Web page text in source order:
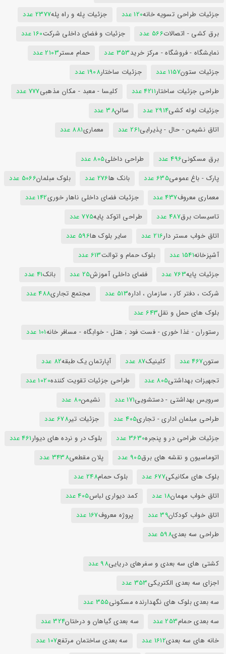
جزئیات طراحی تسویه خانه120 عدد جزئیات پله و راه پله2377 عدد
برق کشی - اتصالات566 عدد جزئیات و فضای داخلی شرکت160 عدد
نمایشگاه - فروشگاه - مرکز خرید353 عدد حمام مستر2103 عدد
جزئیات ستون1157 عدد جزئیات ساختار1908 عدد
طراحی جزئیات ساختار4211 عدد کلیسا - معبد - مکان مذهبی777 عدد
جزئیات لوله کشی2914 عدد سالن38 عدد
اتاق نشیمن - حال - پذیرایی261 عدد معماری881 عدد
برق مسکونی496 عدد طراحی داخلی805 عدد
پارک - باغ عمومی635 عدد بانک ها276 عدد بلوک مبلمان5066 عدد
معماری معروف437 عدد جزئیات فضای داخلی ناهار خوری142 عدد
تاسیسات برق487 عدد طراحی اتوکد پایه775 عدد
اتاق خواب مستر دار216 عدد سایر بلوک ها596 عدد
آشپزخانه1541 عدد بلوک حمام و توالت613 عدد
جزئیات پایه763 عدد فضای داخلی آموزش25 عدد بانک41 عدد
شرکت ، دفتر کار ، سازمان ، اداره513 عدد مجتمع تجاری488 عدد
بلوک های حمل و نقل643 عدد
رستوران - غذا خوری - فست فود ; هتل - خوابگاه - مسافر خانه101 عدد
ستون467 عدد کلینیک87 عدد آپارتمان یک طبقه82 عدد
تجهیزات بهداشتی805 عدد طراحی جزئیات تقویت کننده1020 عدد
سرویس بهداشتی - دستشویی171 عدد نشیمن80 عدد
طراحی مبلمان اداری - تجاری405 عدد جزئیات تیر678 عدد
جزئیات طراحی در و پنجره3630 عدد بلوک در و نرده های دیوار461 عدد
اتوماسیون و نقشه های برق905 عدد پلان مقطعی3438 عدد
بلوک های مکانیکی677 عدد بلوک حمام248 عدد
اتاق خواب مهمان18 عدد کمد دیواری لباس405 عدد
اتاق خواب کودکان39 عدد پروژه معروف167 عدد
طراحی سه بعدی598 عدد
کشتی های سه بعدی و سفرهای دریایی98 عدد
اجزای سه بعدی الکتریکی353 عدد
سه بعدی بلوک های نگهدارنده مسکونی355 عدد
سه بعدی حمام253 عدد سه بعدی گیاهان و درختان324 عدد
خانه های سه بعدی1612 عدد سه بعدی ساختمان مرتفع107 عدد